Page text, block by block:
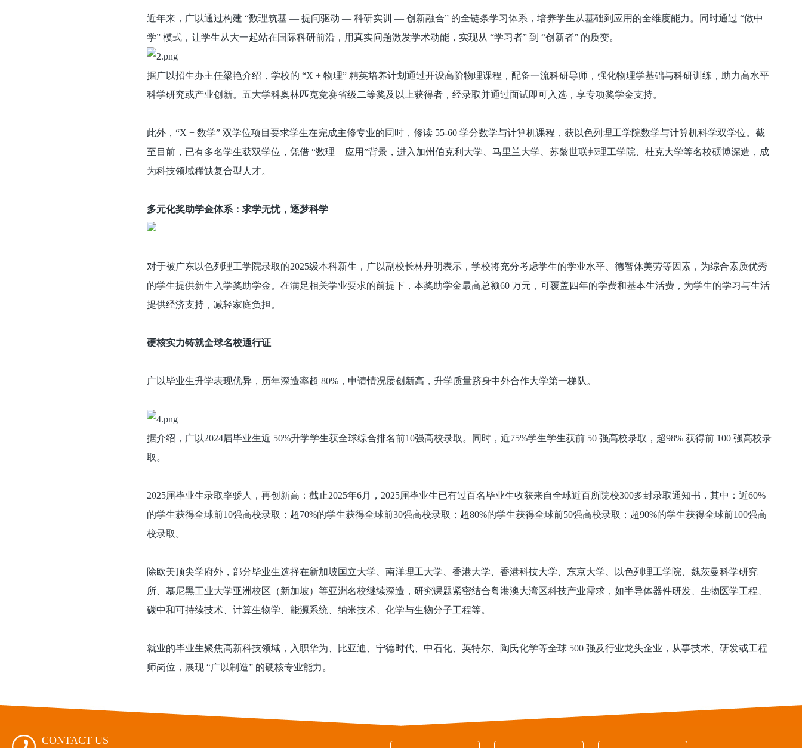
近年来，广以通过构建 “数理筑基 — 提问驱动 — 科研实训 — 创新融合” 的全链条学习体系，培养学生从基础到应用的全维度能力。同时通过 “做中
学” 模式，让学生从大一起站在国际科研前沿，用真实问题激发学术动能，实现从 “学习者” 到 “创新者” 的质变。
据广以招生办主任梁艳介绍，学校的 “X + 物理” 精英培养计划通过开设高阶物理课程，配备一流科研导师，强化物理学基础与科研训练，助力高水平
科学研究或产业创新。五大学科奥林匹克竞赛省级二等奖及以上获得者，经录取并通过面试即可入选，享专项奖学金支持。
此外，“X + 数学” 双学位项目要求学生在完成主修专业的同时，修读 55-60 学分数学与计算机课程，获以色列理工学院数学与计算机科学双学位。截
至目前，已有多名学生获双学位，凭借 “数理 + 应用”背景，进入加州伯克利大学、马里兰大学、苏黎世联邦理工学院、杜克大学等名校硕博深造，成
为科技领域稀缺复合型人才。
多元化奖助学金体系：求学无忧，逐梦科学
对于被广东以色列理工学院录取的2025级本科新生，广以副校长林丹明表示，学校将充分考虑学生的学业水平、德智体美劳等因素，为综合素质优秀
的学生提供新生入学奖助学金。在满足相关学业要求的前提下，本奖助学金最高总额60 万元，可覆盖四年的学费和基本生活费，为学生的学习与生活
提供经济支持，减轻家庭负担。
硬核实力铸就全球名校通行证
广以毕业生升学表现优异，历年深造率超 80%，申请情况屡创新高，升学质量跻身中外合作大学第一梯队。
据介绍，广以2024届毕业生近 50%升学学生获全球综合排名前10强高校录取。同时，近75%学生学生获前 50 强高校录取，超98% 获得前 100 强高校录
取。
2025届毕业生录取率骄人，再创新高：截止2025年6月，2025届毕业生已有过百名毕业生收获来自全球近百所院校300多封录取通知书，其中：近60%
的学生获得全球前10强高校录取；超70%的学生获得全球前30强高校录取；超80%的学生获得全球前50强高校录取；超90%的学生获得全球前100强高
校录取。
除欧美顶尖学府外，部分毕业生选择在新加坡国立大学、南洋理工大学、香港大学、香港科技大学、东京大学、以色列理工学院、魏茨曼科学研究
所、慕尼黑工业大学亚洲校区（新加坡）等亚洲名校继续深造，研究课题紧密结合粤港澳大湾区科技产业需求，如半导体器件研发、生物医学工程、
碳中和可持续技术、计算生物学、能源系统、纳米技术、化学与生物分子工程等。
就业的毕业生聚焦高新科技领域，入职华为、比亚迪、宁德时代、中石化、英特尔、陶氏化学等全球 500 强及行业龙头企业，从事技术、研发或工程
师岗位，展现 “广以制造” 的硬核专业能力。
CONTACT US